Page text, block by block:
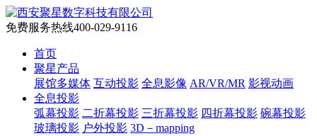
免费服务热线400-029-9116
首页
聚星产品
展馆多媒体 互动投影 全息影像 AR/VR/MR 影视动画
全息投影
弧幕投影 二折幕投影 三折幕投影 四折幕投影 碗幕投影
玻璃投影 户外投影 3D－mapping